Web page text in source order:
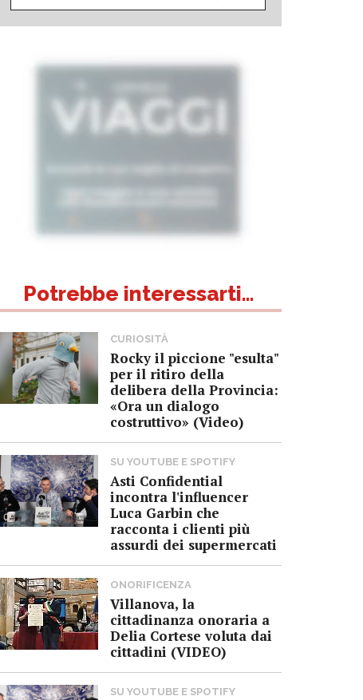
Potrebbe interessarti...
CURIOSITÀ
Rocky il piccione "esulta"
per il ritiro della
delibera della Provincia:
«Ora un dialogo
costruttivo» (Video)
SU YOUTUBE E SPOTIFY
Asti Confidential
incontra l'influencer
Luca Garbin che
racconta i clienti più
assurdi dei supermercati
ONORIFICENZA
Villanova, la
cittadinanza onoraria a
Delia Cortese voluta dai
cittadini (VIDEO)
SU YOUTUBE E SPOTIFY